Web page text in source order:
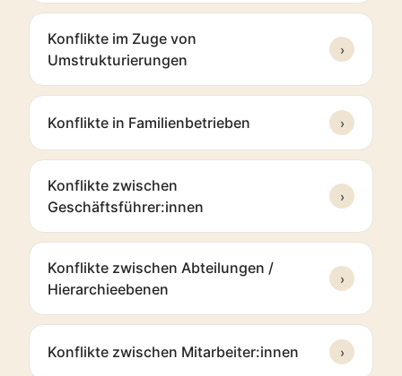
Konflikte im Zuge von
Umstrukturierungen
›
Konflikte in Familienbetrieben ›
Konflikte zwischen
Geschäftsführer:innen
›
Konflikte zwischen Abteilungen /
Hierarchieebenen
›
Konflikte zwischen Mitarbeiter:innen ›